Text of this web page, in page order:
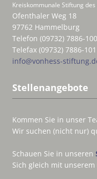
Kreiskommunale Stiftung
Ofenthaler Weg 18
97762 Hammelburg
Telefon (09732) 7886-100
Telefax (09732) 7886-101
info@vonhess-
Stellenangebote
Kommen Sie in unser
Wir suchen (nicht nur)
Schauen Sie in unseren
Sich gleich mit unserem